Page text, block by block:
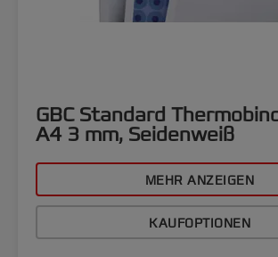
GBC Standard
A4 3 mm, Seidenweiß
MEHR ANZEIGEN
KAUFOPTIONEN